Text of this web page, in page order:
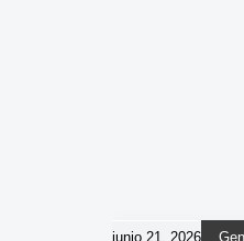
junio 21, 2026